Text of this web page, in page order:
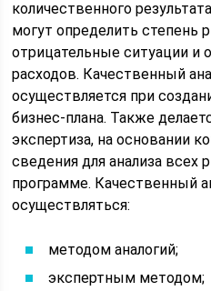
количественного
могут определить степень
отрицательные ситуации
расходов. Качественный
осуществляется при
бизнес-плана. Также
экспертиза, на основании
сведения для анализа всех
программе. Качественный
осуществляться:
методом аналогий;
экспертным методом;